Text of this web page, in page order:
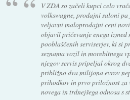
V ZDA so začeli kupci celo
volkswagne, prodajni saloni
veljavni maloprodajni ceni
objavil pričevanje enega izmed
pooblaščenih serviserjev, ki si
seznama vozil in morebitnega
njegov servis pripeljal okrog
približno dva milijona evrov
prihodkov in prvo priložnost za
novega in trdnejšega odnosa s